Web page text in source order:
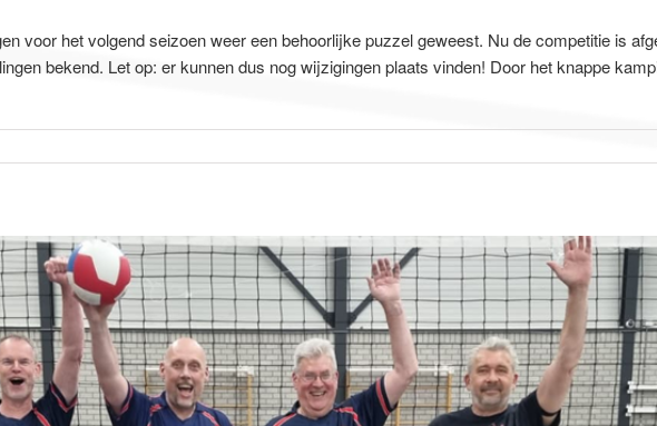
voor het volgend seizoen weer een behoorlijke puzzel geweest. Nu de competitie is
bekend. Let op: er kunnen dus nog wijzigingen plaats vinden! Door het knappe